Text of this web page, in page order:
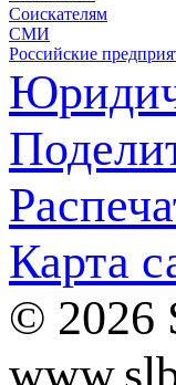
Соискателям
СМИ
Российские
Карта
© 2026